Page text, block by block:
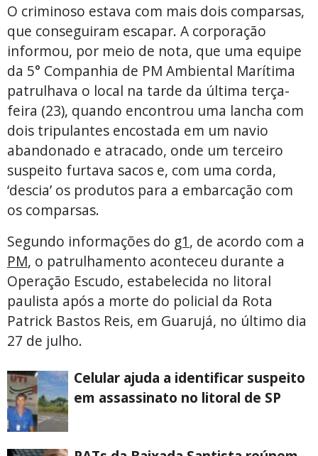
O criminoso estava com mais dois comparsas,
que conseguiram escapar. A corporação
informou, por meio de nota, que uma equipe
da 5° Companhia de PM Ambiental Marítima
patrulhava o local na tarde da última terça-
feira (23), quando encontrou uma lancha com
dois tripulantes encostada em um navio
abandonado e atracado, onde um terceiro
suspeito furtava sacos e, com uma corda,
‘descia’ os produtos para a embarcação com
os comparsas.
Segundo informações do g1, de acordo com a
PM, o patrulhamento aconteceu durante a
Operação Escudo, estabelecida no litoral
paulista após a morte do policial da Rota
Patrick Bastos Reis, em Guarujá, no último dia
27 de julho.
Celular ajuda a identificar suspeito
em assassinato no litoral de SP